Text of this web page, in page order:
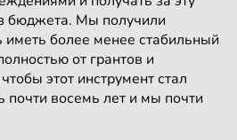
бюджета. Мы получили
более менее стабильный
от грантов и
этот инструмент стал
почти восемь лет и мы почти